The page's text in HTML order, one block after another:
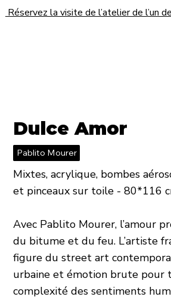
Réservez la visite de l’atelier de l’un
Dulce Amor
Pablito Mourer
Mixtes, acrylique, bombes
et pinceaux sur toile - 80*116
Avec Pablito Mourer, l’amour
du bitume et du feu. L’artiste
figure du street art
urbaine et émotion brute pour
complexité des sentiments